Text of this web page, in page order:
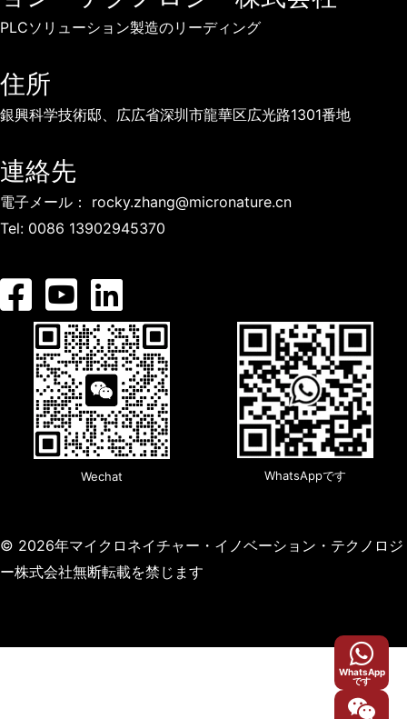
PLCデータ集中ユニット
スマートコンセントレーターゲートウェイはPLC-IoT通信
に対応し、最新世代のPLC-IoT(電力線...)
PLCソリューション製造のリーディング
住所
銀興科学技術邸、広広省深圳市龍華区広光路1301番地
連絡先
電子メール： rocky.zhang@micronature.cn
Tel: 0086 13902945370
Wechat WhatsAppです
© 2026年マイクロネイチャー・イノベーション・テクノロジ
ー株式会社無断転載を禁じます
WhatsApp
です